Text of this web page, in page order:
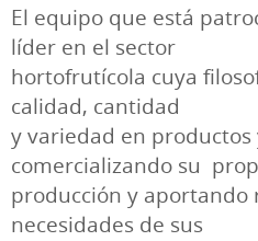
El equipo que está
líder en el sector
hortofrutícola cuya
calidad, cantidad
y variedad en
comercializando su
producción y aportando
necesidades de sus